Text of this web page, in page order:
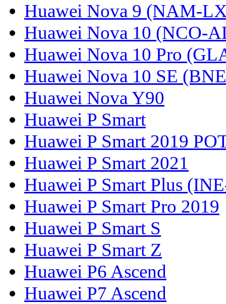
Huawei Nova 9 (NAM-
Huawei Nova 10 (NCO-
Huawei Nova 10 Pro
Huawei Nova 10 SE
Huawei Nova Y90
Huawei P Smart
Huawei P Smart 2019
Huawei P Smart 2021
Huawei P Smart Plus
Huawei P Smart Pro 2019
Huawei P Smart S
Huawei P Smart Z
Huawei P6 Ascend
Huawei P7 Ascend